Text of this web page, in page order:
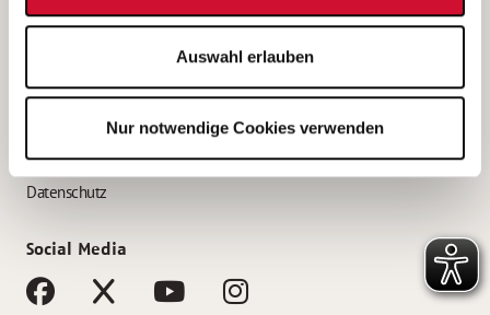
Auswahl erlauben
Nur notwendige Cookies verwenden
AWO Gliederungen nach Bundesland
Impressum
Datenschutz
Social Media